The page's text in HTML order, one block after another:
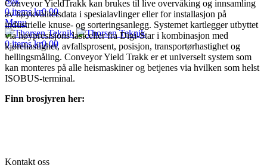
0items kr0,00
Menu
0items kr0,00
Conveyor YieldTrakk kan brukes til live overvåking og innsamling
av høykvalitetsdata i spesialavlinger eller for installasjon på
industrielle knuse- og sorteringsanlegg. Systemet kartlegger utbyttet
via høypresisjons lastceller fra Digi-Star i kombinasjon med
kjørehastighet, avfallsprosent, posisjon, transportørhastighet og
hellingsmåling. Conveyor Yield Trakk er et universelt system som
kan monteres på alle heismaskiner og betjenes via hvilken som helst
ISOBUS-terminal.
Finn brosjyren her:
Kontakt oss